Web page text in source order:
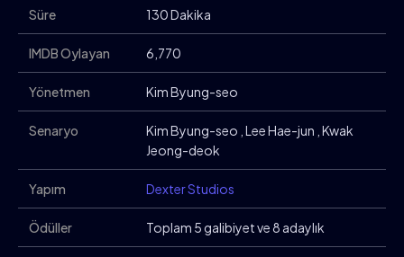
Süre 130 Dakika
IMDB Oylayan 6,770
Yönetmen Kim Byung-seo
Senaryo Kim Byung-seo Lee Hae-jun Kwak
Jeong-deok
Yapım Dexter Studios
Ödüller Toplam 5 galibiyet ve 8 adaylık